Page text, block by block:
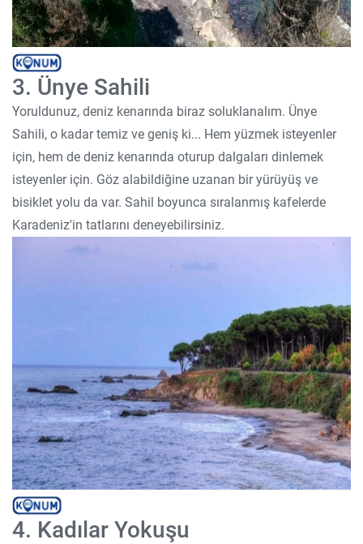
3. Ünye Sahili
Yoruldunuz, deniz kenarında biraz soluklanalım. Ünye
Sahili, o kadar temiz ve geniş ki... Hem yüzmek isteyenler
için, hem de deniz kenarında oturup dalgaları dinlemek
isteyenler için. Göz alabildiğine uzanan bir yürüyüş ve
bisiklet yolu da var. Sahil boyunca sıralanmış kafelerde
Karadeniz'in tatlarını deneyebilirsiniz.
4. Kadılar Yokuşu